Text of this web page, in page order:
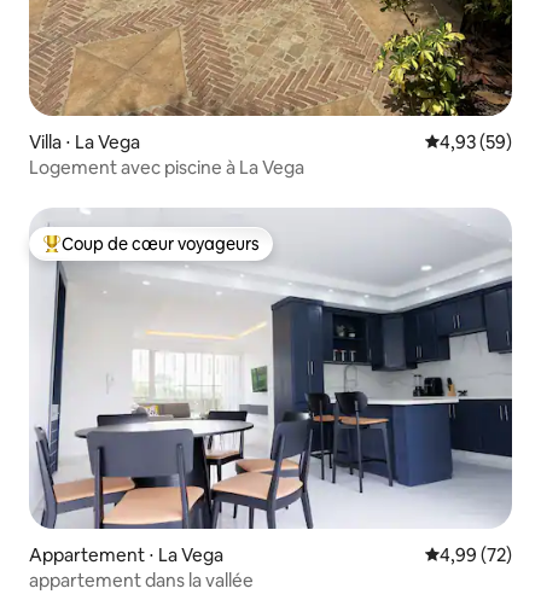
Villa ⋅ La Vega Évaluation
4,93 (59)
Logement avec piscine à La Vega
Coups de cœur voyageurs les plus appréciés
Coup de cœur voyageurs
Appartement ⋅ La Vega Évaluation
4,99 (72)
appartement dans la vallée